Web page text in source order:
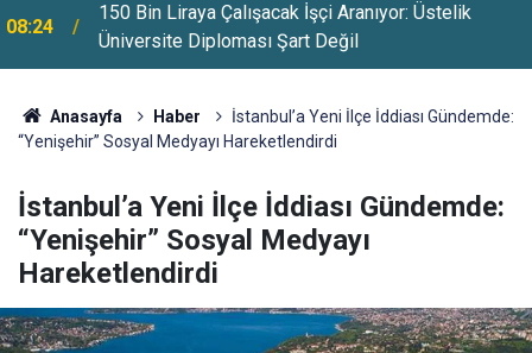
23:46 Ziraat Bankası’ndan Faizsiz Kredi Fırsatı
Anasayfa Haber
İstanbul’a Yeni İlçe İddiası Gündemde:
“Yenişehir” Sosyal Medyayı Hareketlendirdi
İstanbul’a Yeni İlçe İddiası Gündemde:
“Yenişehir” Sosyal Medyayı
Hareketlendirdi